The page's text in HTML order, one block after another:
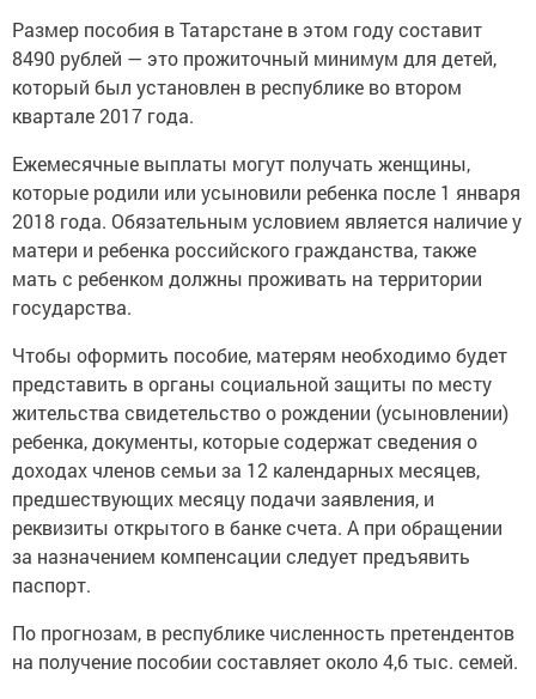
Размер пособия в Татарстане в этом году составит
8490 рублей — это прожиточный минимум для детей,
который был установлен в республике во втором
квартале 2017 года.
Ежемесячные выплаты могут получать женщины,
которые родили или усыновили ребенка после 1 января
2018 года. Обязательным условием является наличие у
матери и ребенка российского гражданства, также
мать с ребенком должны проживать на территории
государства.
Чтобы оформить пособие, матерям необходимо будет
представить в органы социальной защиты по месту
жительства свидетельство о рождении (усыновлении)
ребенка, документы, которые содержат сведения о
доходах членов семьи за 12 календарных месяцев,
предшествующих месяцу подачи заявления, и
реквизиты открытого в банке счета. А при обращении
за назначением компенсации следует предъявить
паспорт.
По прогнозам, в республике численность претендентов
на получение пособии составляет около 4,6 тыс. семей.